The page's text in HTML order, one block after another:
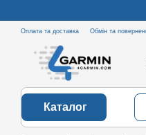
Оплата та доставка Обмін та
Каталог